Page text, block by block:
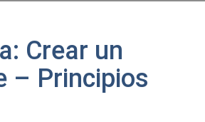
Crear un
– Principios